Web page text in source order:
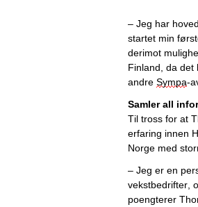
– Jeg har
startet min
derimot
Finland, da det
andre Sympa-
Samler all
Til tross for at
erfaring innen
Norge med
– Jeg er en
vekstbedrifter
poengterer